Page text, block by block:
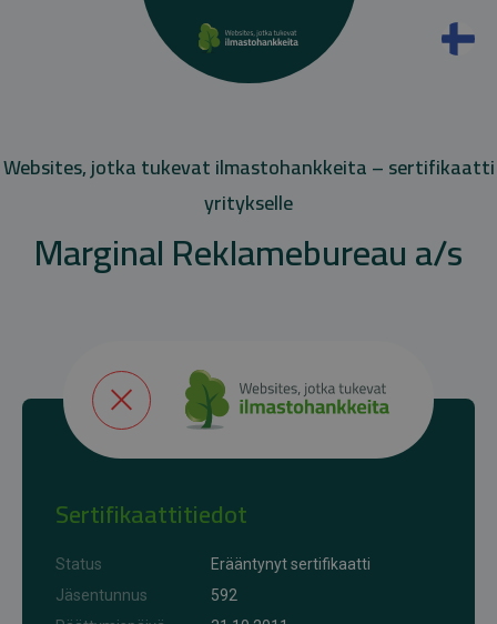
Websites, jotka tukevat ilmastohankkeita – sertifikaatti
yritykselle
Marginal Reklamebureau a/s
Sertifikaattitiedot
Status
Erääntynyt sertifikaatti
Jäsentunnus
592